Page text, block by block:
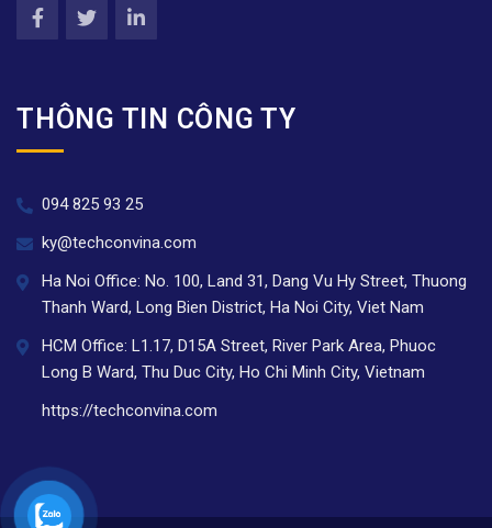
THÔNG TIN CÔNG TY
094 825 93 25
ky@techconvina.com
Ha Noi Office: No. 100, Land 31, Dang Vu Hy Street, Thuong
Thanh Ward, Long Bien District, Ha Noi City, Viet Nam
HCM Office: L1.17, D15A Street, River Park Area, Phuoc
Long B Ward, Thu Duc City, Ho Chi Minh City, Vietnam
https://techconvina.com